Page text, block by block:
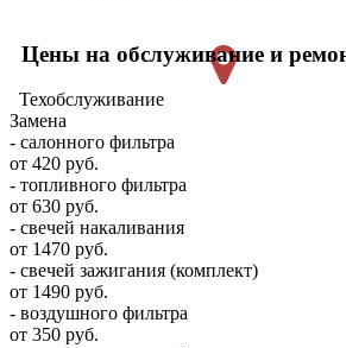
Цены на обслуживание и
Техобслуживание
Замена
- салонного фильтра
от 420 руб.
- топливного фильтра
от 630 руб.
- свечей накаливания
от 1470 руб.
- свечей зажигания (комплект)
от 1490 руб.
- воздушного фильтра
от 350 руб.